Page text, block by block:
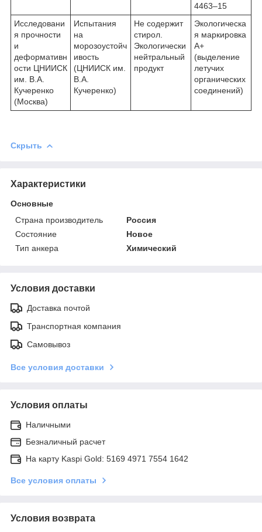
4463–15
Исследовани
я прочности
и
деформативн
ости ЦНИИСК
им. В.А.
Кучеренко
(Москва)
Испытания
на
морозоустойч
ивость
(ЦНИИСК им.
В.А.
Кучеренко)
Не содержит
стирол.
Экологически
нейтральный
продукт
Экологическа
я маркировка
А+
(выделение
летучих
органических
соединений)
Скрыть
Характеристики
Основные
Страна производитель
Россия
Состояние
Новое
Тип анкера
Химический
Условия доставки
Доставка почтой
Транспортная компания
Самовывоз
Все условия доставки
Условия оплаты
Наличными
Безналичный расчет
На карту Kaspi Gold: 5169 4971 7554 1642
Все условия оплаты
Условия возврата